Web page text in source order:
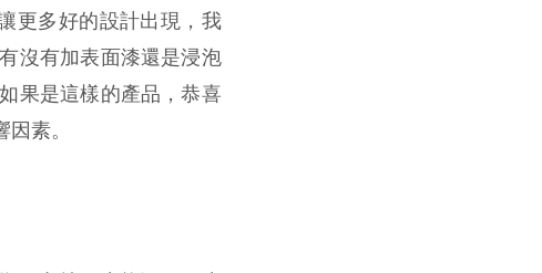
更多好的設計出現，我
沒有加表面漆還是浸泡
果是這樣的產品，恭喜
素。